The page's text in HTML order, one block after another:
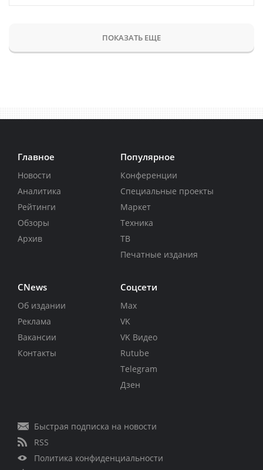
ПОКАЗАТЬ ЕЩЕ
Главное
Новости
Аналитика
Рейтинги
Обзоры
Архив
Популярное
Конференции
Специальные проекты
Маркет
Техника
ТВ
Печатные издания
CNews
Об издании
Реклама
Вакансии
Контакты
Соцсети
Max
VK
VK Видео
Rutube
Telegram
Дзен
Быстрая подписка на новости
RSS
Политика конфиденциальности